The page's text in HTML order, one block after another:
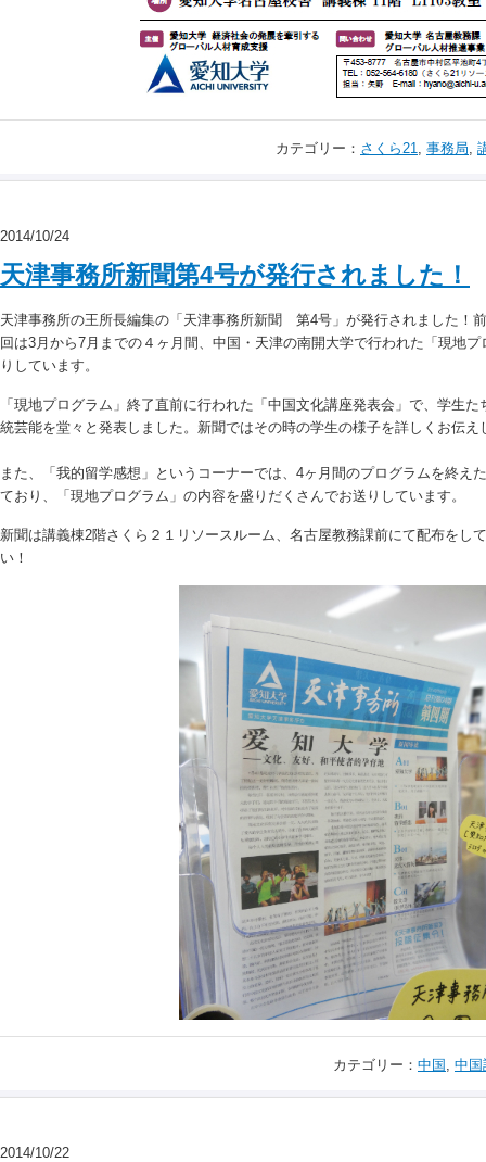
カテゴリー： さくら21, 事務局,
2014/10/24
天津事務所新聞第4号が発行されました！
天津事務所の王所長編集の「天津事務所新聞 第4号」が発行されました！
回は3月から7月までの４ヶ月間、中国・天津の南開大学で行われた「現地
りしています。
「現地プログラム」終了直前に行われた「中国文化講座発表会」で、学生
統芸能を堂々と発表しました。新聞ではその時の学生の様子を詳しくお伝え
また、「我的留学感想」というコーナーでは、4ヶ月間のプログラムを終え
ており、「現地プログラム」の内容を盛りだくさんでお送りしています。
新聞は講義棟2階さくら２１リソースルーム、名古屋教務課前にて配布をし
い！
カテゴリー： 中国 , 中国
2014/10/22